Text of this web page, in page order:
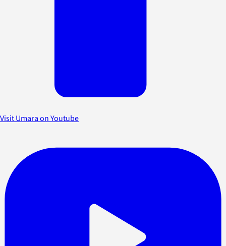
Visit Umara on Youtube